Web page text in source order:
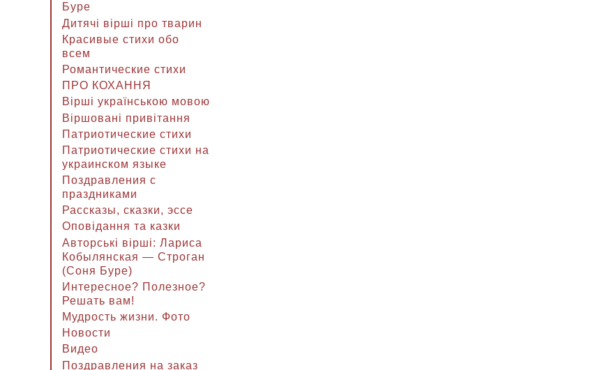
Буре
Дитячі вірші про тварин
Красивые стихи обо
всем
Романтические стихи
ПРО КОХАННЯ
Вірші українською мовою
Віршовані привітання
Патриотические стихи
Патриотические стихи на
украинском языке
Поздравления с
праздниками
Рассказы, сказки, эссе
Оповідання та казки
Авторські вірші: Лариса
Кобылянская — Строган
(Соня Буре)
Интересное? Полезное?
Решать вам!
Мудрость жизни. Фото
Новости
Видео
Поздравления на заказ